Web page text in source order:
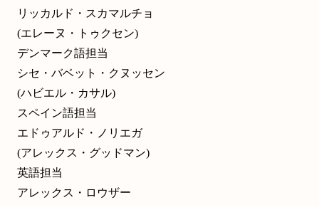
リッカルド・スカマルチョ
(エレーヌ・トゥクセン)
デンマーク語担当
シセ・バベット・クヌッセン
(ハビエル・カサル)
スペイン語担当
エドゥアルド・ノリエガ
(アレックス・グッドマン)
英語担当
アレックス・ロウザー